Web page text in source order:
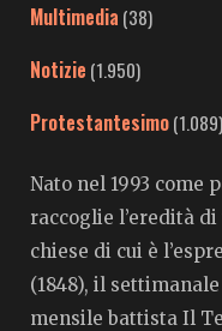
Multimedia (38)
Notizie (1.950)
Protestantesimo(1.089)
Nato nel 1993 come
raccoglie l’eredità
chiese di cui è
(1848), il
mensile battista Il